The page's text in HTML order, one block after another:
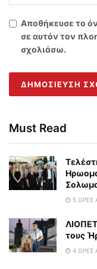
Αποθήκευσε το
σε αυτόν τον
σχολιάσω.
Must Read
5 ΏΡΕΣ
τους
4 ΏΡΕΣ